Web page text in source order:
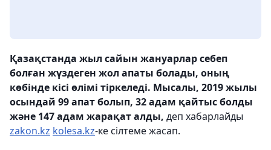
Қазақстанда жыл сайын жануарлар себеп
болған жүздеген жол апаты болады, оның
көбінде кісі өлімі тіркеледі. Мысалы, 2019 жылы
осындай 99 апат болып, 32 адам қайтыс болды
және 147 адам жарақат алды, деп хабарлайды
zakon.kz kolesa.kz-ке сілтеме жасап.